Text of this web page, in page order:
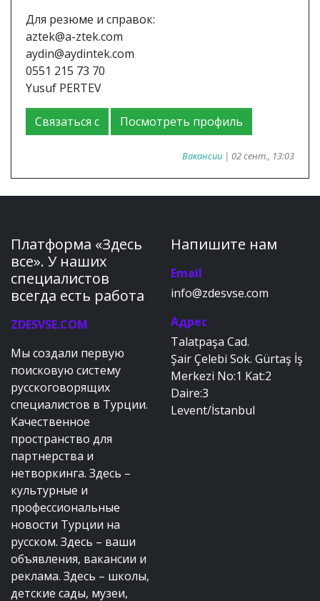
Для резюме и справок:
aztek@a-ztek.com
aydin@aydintek.com
0551 215 73 70
Yusuf PERTEV
Связаться с Посмотреть профиль
Вакансии | 02 сент., 13:03
Платформа «Здесь
все». У наших
специалистов
всегда есть работа
ZDESVSE.COM
Мы создали первую
поисковую систему
русскоговорящих
специалистов в Турции.
Качественное
пространство для
партнерства и
нетворкинга. Здесь –
культурные и
профессиональные
новости Турции на
русском. Здесь – ваши
объявления, вакансии и
реклама. Здесь – школы,
детские сады, музеи,
Напишите нам
Email
info@zdesvse.com
Адрес
Talatpaşa Cad.
Şair Çelebi Sok. Gürtaş İş
Merkezi No:1 Kat:2
Daire:3
Levent/İstanbul